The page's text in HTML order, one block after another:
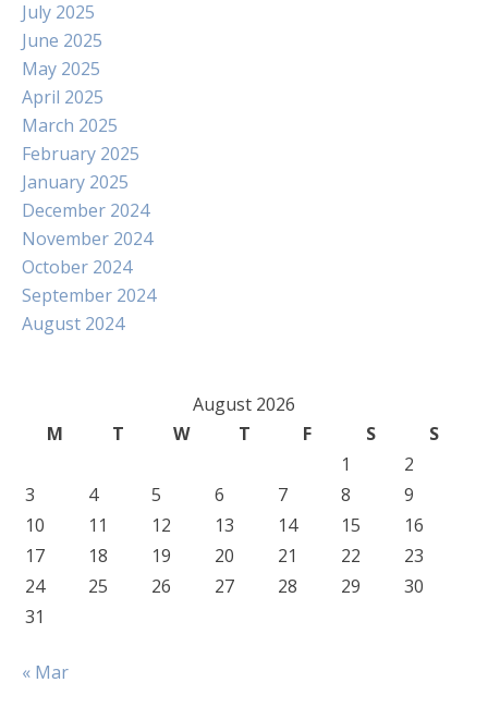
July 2025
June 2025
May 2025
April 2025
March 2025
February 2025
January 2025
December 2024
November 2024
October 2024
September 2024
August 2024
August 2026
M
T W T F S
S
1
2
3
4 5 6 7 8
9
10
11 12 13 14 15
16
17
18 19 20 21 22
23
24
25 26 27 28 29
30
31
« Mar